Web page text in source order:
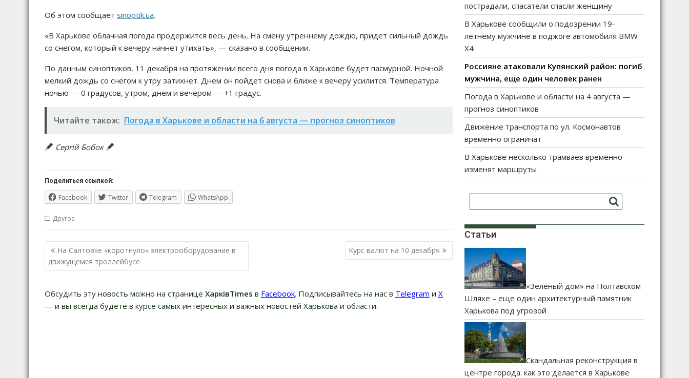
Об этом сообщает sinoptik.ua.
«В Харькове облачная погода продержится весь день. На смену утреннему дождю, придет сильный дождь
со снегом, который к вечеру начнет утихать», — сказано в сообщении.
По данным синоптиков, 11 декабря на протяжении всего дня погода в Харькове будет пасмурной. Ночной
мелкий дождь со снегом к утру затихнет. Днем он пойдет снова и ближе к вечеру усилится. Температура
ночью — 0 градусов, утром, днем и вечером — +1 градус.
Читайте також: Погода в Харькове и области на 6 августа — прогноз синоптиков
Сергій Бобок
Поделиться ссылкой:
Facebook Twitter Telegram WhatsApp
Другое
Навигация
по
записям
На Салтовке «коротнуло» электрооборудование в
движущемся троллейбусе
Курс валют на 10 декабря
Обсудить эту новость можно на странице ХарківTimes в Facebook. Подписывайтесь на нас в Telegram и Х
— и вы всегда будете в курсе самых интересных и важных новостей Харькова и области.
пострадали, спасатели спасли женщину
В Харькове сообщили о подозрении 19-
летнему мужчине в поджоге автомобиля BMW
X4
Россияне атаковали Купянский район: погиб
мужчина, еще один человек ранен
Погода в Харькове и области на 4 августа —
прогноз синоптиков
Движение транспорта по ул. Космонавтов
временно ограничат
В Харькове несколько трамваев временно
изменят маршруты
Статьи
«Зеленый дом» на Полтавском
Шляхе – еще один архитектурный памятник
Харькова под угрозой
Скандальная реконструкция в
центре города: как это делается в Харькове